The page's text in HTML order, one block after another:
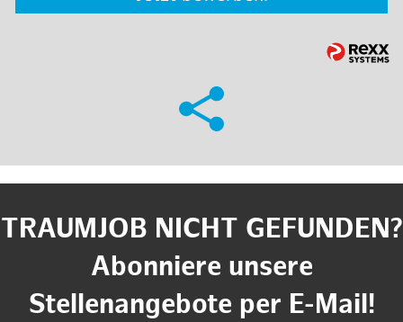
TRAUMJOB NICHT GEFUNDEN?
Abonniere unsere
Stellenangebote per E-Mail!